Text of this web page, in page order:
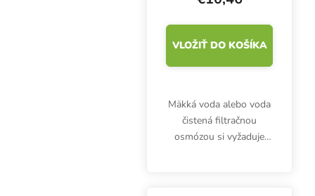
VLOŽIŤ DO KOŠÍKA
Mäkká voda alebo voda
čistená filtračnou
osmózou si vyžaduje